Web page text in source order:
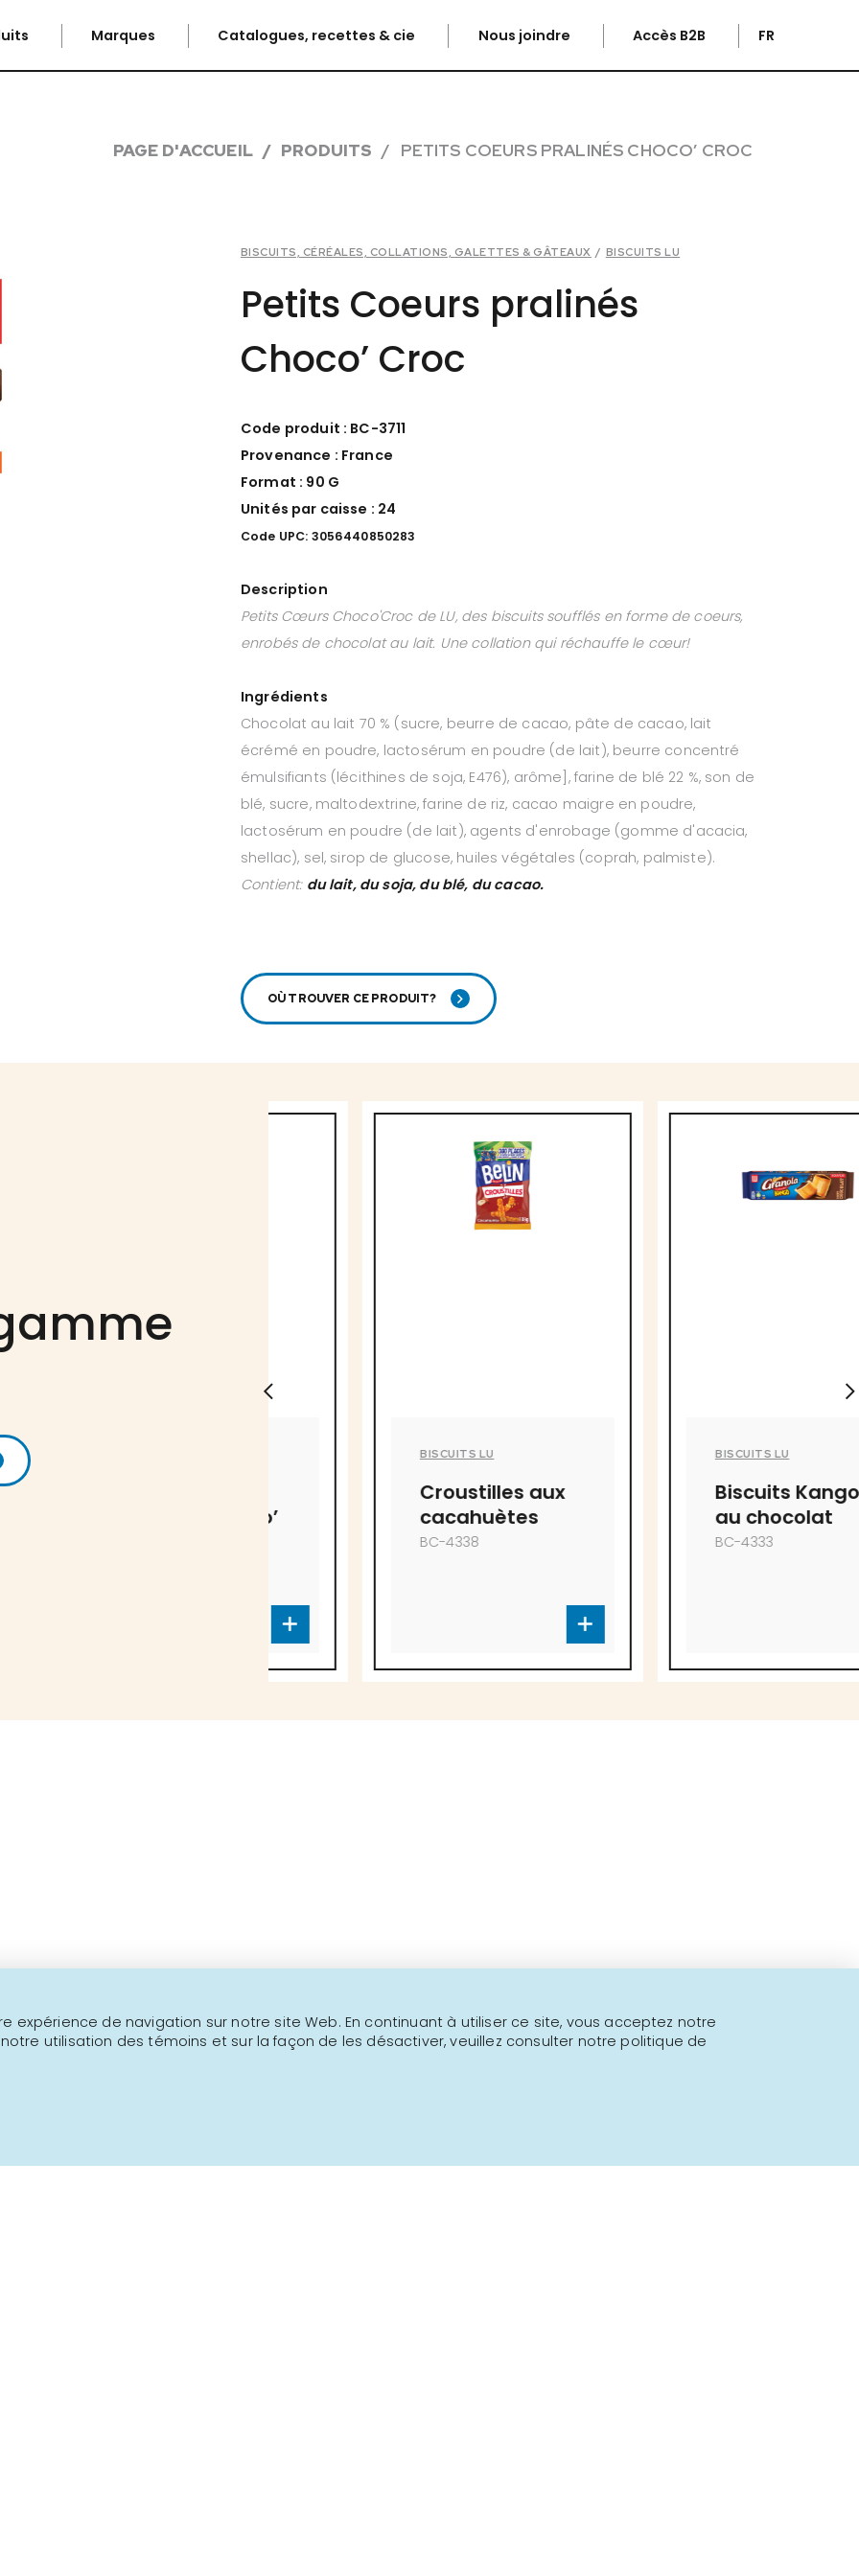
expérience de navigation sur notre site Web. En continuant à utiliser ce site, vous acceptez notre
utilisation des témoins et sur la façon de les désactiver, veuillez consulter notre politique de
Marques Catalogues, recettes & cie Nous joindre Accès B2B FR
PAGE D'ACCUEIL PRODUITS PETITS COEURS PRALINÉS CHOCO’ CROC
BISCUITS, CÉRÉALES, COLLATIONS, GALETTES & GÂTEAUX / BISCUITS LU
Petits Coeurs pralinés
Choco’ Croc
Code produit : BC-3711
Provenance : France
Format : 90 G
Unités par caisse : 24
Code UPC: 3056440850283
Description
Petits Cœurs Choco'Croc de LU, des biscuits soufflés en forme de coeurs,
enrobés de chocolat au lait. Une collation qui réchauffe le cœur!
Ingrédients
Chocolat au lait 70 % (sucre, beurre de cacao, pâte de cacao, lait
écrémé en poudre, lactosérum en poudre (de lait), beurre concentré
émulsifiants (lécithines de soja, E476), arôme], farine de blé 22 %, son de
blé, sucre, maltodextrine, farine de riz, cacao maigre en poudre,
lactosérum en poudre (de lait), agents d'enrobage (gomme d'acacia,
shellac), sel, sirop de glucose, huiles végétales (coprah, palmiste).
Contient: du lait, du soja, du blé, du cacao.
OÙ TROUVER CE PRODUIT?
Croustilles aux
cacahuètes
Biscuits Kango
au chocolat